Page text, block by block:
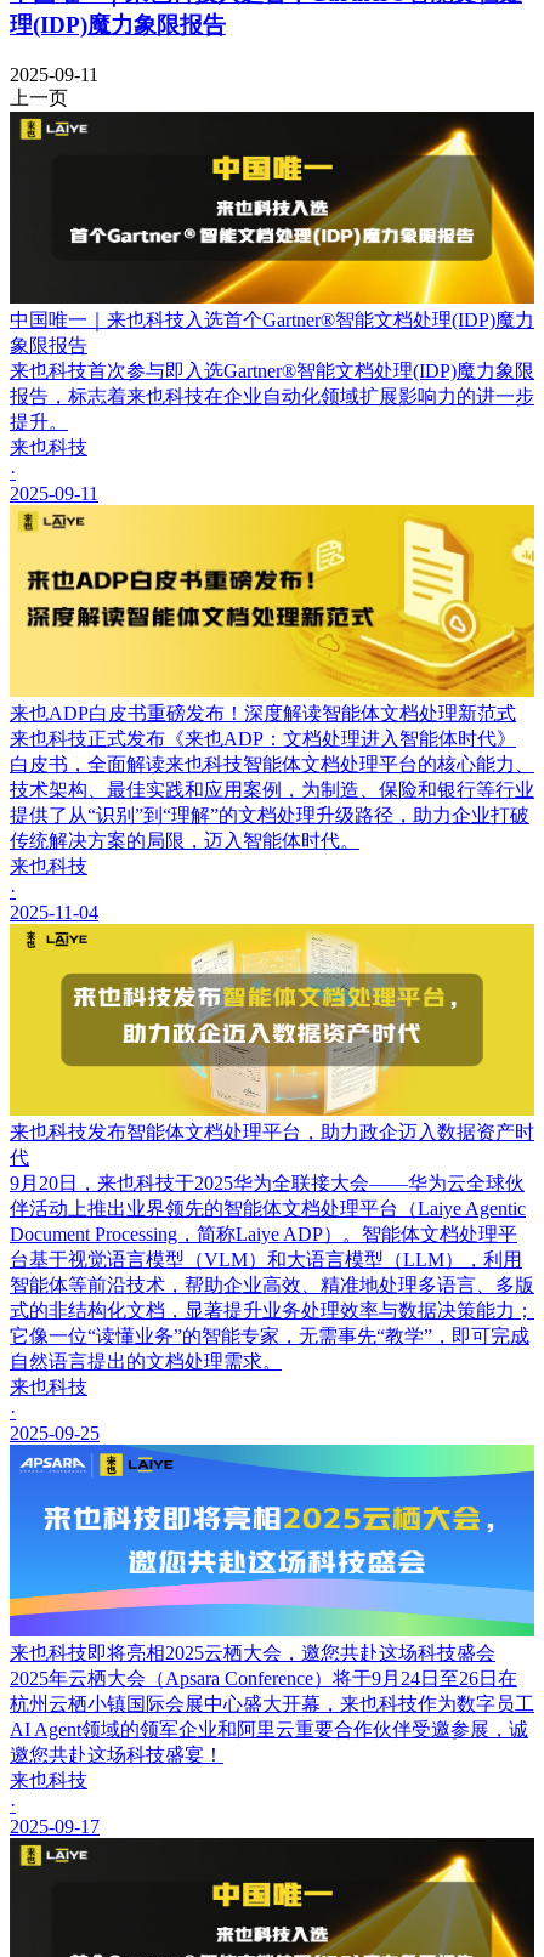
理(IDP)魔力象限报告
2025-09-11
上一页
中国唯一｜来也科技入选首个Gartner®智能文档处理(IDP)魔力
象限报告
来也科技首次参与即入选Gartner®智能文档处理(IDP)魔力象限
报告，标志着来也科技在企业自动化领域扩展影响力的进一步
提升。
来也科技
·
2025-09-11
来也ADP白皮书重磅发布！深度解读智能体文档处理新范式
来也科技正式发布《来也ADP：文档处理进入智能体时代》
白皮书，全面解读来也科技智能体文档处理平台的核心能力、
技术架构、最佳实践和应用案例，为制造、保险和银行等行业
提供了从“识别”到“理解”的文档处理升级路径，助力企业打破
传统解决方案的局限，迈入智能体时代。
来也科技
·
2025-11-04
来也科技发布智能体文档处理平台，助力政企迈入数据资产时
代
9月20日，来也科技于2025华为全联接大会——华为云全球伙
伴活动上推出业界领先的智能体文档处理平台（Laiye Agentic
Document Processing，简称Laiye ADP）。智能体文档处理平
台基于视觉语言模型（VLM）和大语言模型（LLM），利用
智能体等前沿技术，帮助企业高效、精准地处理多语言、多版
式的非结构化文档，显著提升业务处理效率与数据决策能力；
它像一位“读懂业务”的智能专家，无需事先“教学”，即可完成
自然语言提出的文档处理需求。
来也科技
·
2025-09-25
来也科技即将亮相2025云栖大会，邀您共赴这场科技盛会
2025年云栖大会（Apsara Conference）将于9月24日至26日在
杭州云栖小镇国际会展中心盛大开幕，来也科技作为数字员工
AI Agent领域的领军企业和阿里云重要合作伙伴受邀参展，诚
邀您共赴这场科技盛宴！
来也科技
·
2025-09-17